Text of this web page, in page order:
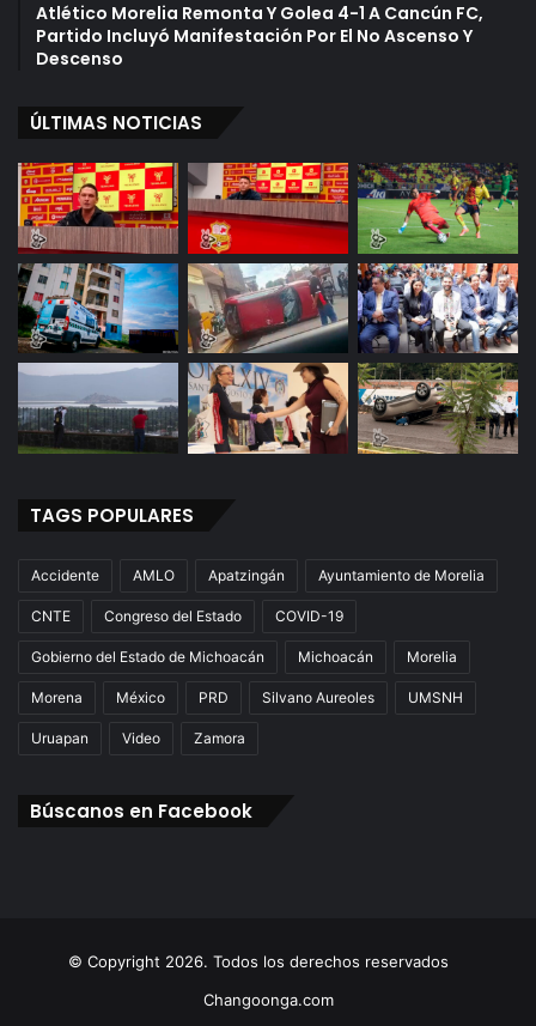
Atlético Morelia Remonta Y Golea 4-1 A Cancún FC,
Partido Incluyó Manifestación Por El No Ascenso Y
Descenso
ÚLTIMAS NOTICIAS
TAGS POPULARES
Accidente AMLO Apatzingán Ayuntamiento de Morelia
CNTE Congreso del Estado COVID-19
Gobierno del Estado de Michoacán Michoacán Morelia
Morena México PRD Silvano Aureoles UMSNH
Uruapan Video Zamora
Búscanos en Facebook
© Copyright 2026. Todos los derechos reservados
Changoonga.com